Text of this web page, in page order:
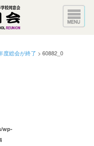
度総会が終了 >60882_0
wp-